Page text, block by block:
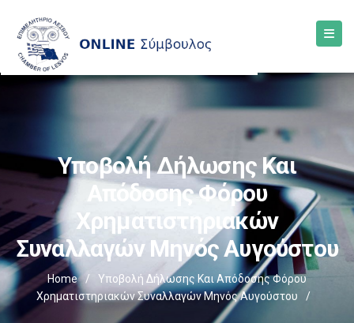
Υποβολή Δήλωσης Και
Απόδοσης Φόρου
Χρηματιστηριακών
Συναλλαγών Μηνός Αυγούστου
Home /
Υποβολή Δήλωσης Και Απόδοσης Φόρου
Χρηματιστηριακών Συναλλαγών Μηνός Αυγούστου
/